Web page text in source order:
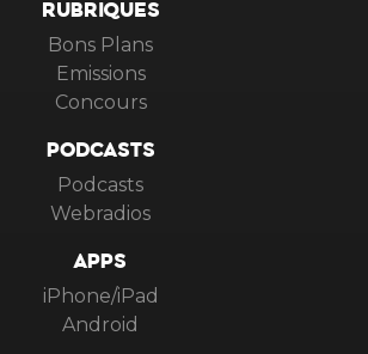
RUBRIQUES
Bons Plans
Emissions
Concours
PODCASTS
Podcasts
Webradios
APPS
iPhone/iPad
Android